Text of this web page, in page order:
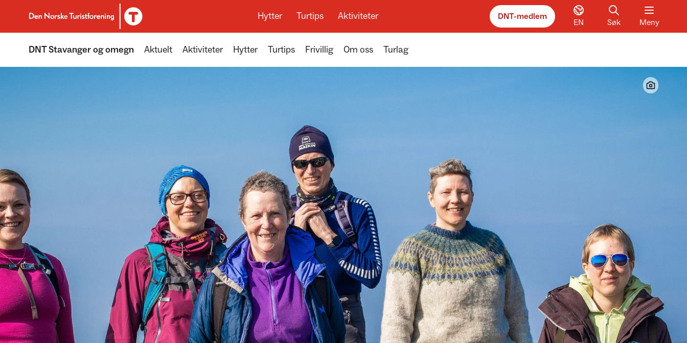
Til DNT.no forside
Hytter Turtips Aktiviteter DNT-medlem
EN Søk Meny
DNT Stavanger og omegn Aktuelt Aktiviteter Hytter Turtips Frivillig Om oss Turlag